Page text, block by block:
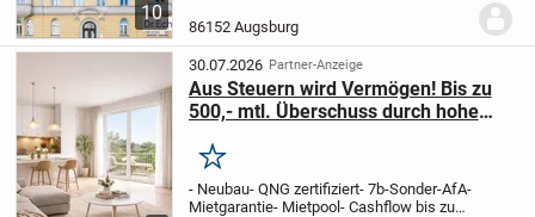
10
versprüht dieses Architektur-Monument in
mannigfaltiger Hinsicht. So wohnte Julia
Mann...
86152 Augsburg
30.07.2026 Partner-Anzeige
Aus Steuern wird Vermögen! Bis zu
500,- mtl. Überschuss durch hohe
Merken
- Neubau- QNG zertifiziert- 7b-Sonder-AfA-
Mietgarantie- Mietpool - Cashflow bis zu